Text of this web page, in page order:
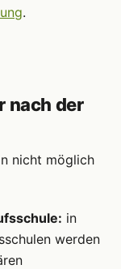
.
nach der
nicht möglich
in
werden